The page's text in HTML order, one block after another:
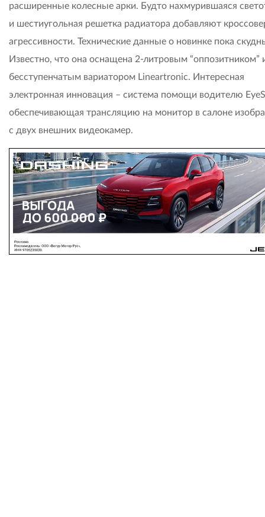
расширенные колесные арки. Будто нахмурившаяся
и шестиугольная решетка радиатора добавляют
агрессивности. Технические данные о новинке пока
Известно, что она оснащена 2-литровым “оппозитником”
бесступенчатым вариатором Lineartronic. Интересная
электронная инновация – система помощи водителю
обеспечивающая трансляцию на монитор в салоне
с двух внешних видеокамер.